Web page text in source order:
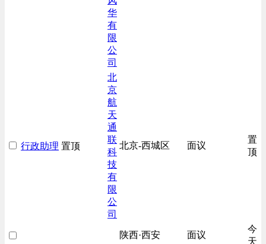
华
有
限
公
司
行政助理 置顶
北
京
航
天
通
联
科
技
有
限
公
司
北京-西城区 面议
置
顶
陕西·西安 面议
今
天